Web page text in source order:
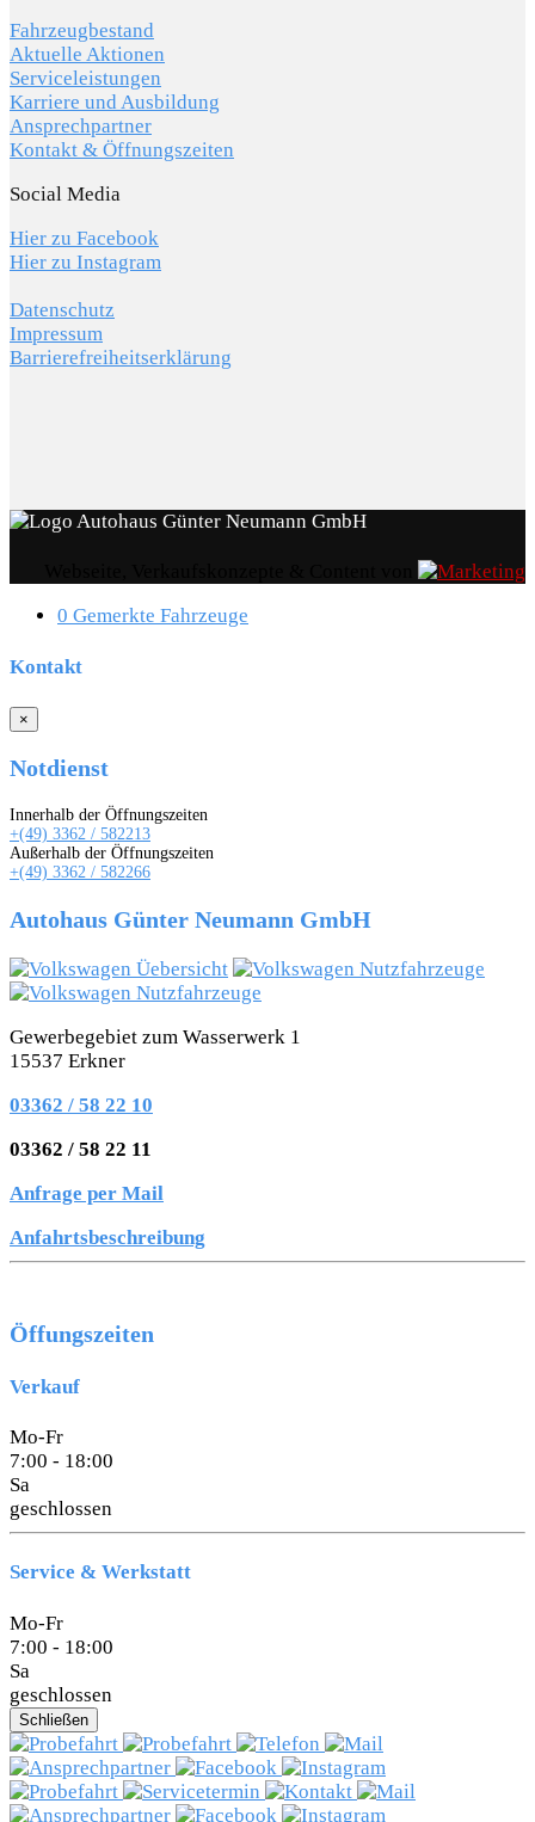
Fahrzeugbestand
Aktuelle Aktionen
Serviceleistungen
Karriere und Ausbildung
Ansprechpartner
Kontakt & Öffnungszeiten
Social Media
Hier zu Facebook
Hier zu Instagram
Datenschutz
Impressum
Barrierefreiheitserklärung
0 Gemerkte Fahrzeuge
Kontakt
×
Notdienst
Innerhalb der Öffnungszeiten
+(49) 3362 / 582213
Außerhalb der Öffnungszeiten
+(49) 3362 / 582266
Autohaus Günter Neumann GmbH
Gewerbegebiet zum Wasserwerk 1
15537 Erkner
03362 / 58 22 10
03362 / 58 22 11
Anfrage per Mail
Anfahrtsbeschreibung
Öffungszeiten
Verkauf
Mo-Fr
7:00 - 18:00
Sa
geschlossen
Service & Werkstatt
Mo-Fr
7:00 - 18:00
Sa
geschlossen
Schließen